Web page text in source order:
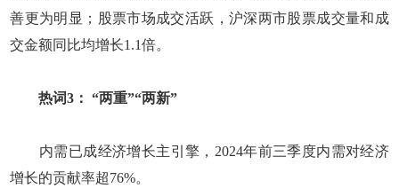
善更为明显；股票市场成交活跃，沪深两市股票成交量和成
交金额同比均增长1.1倍。
热词3： “两重”“两新”
内需已成经济增长主引擎，2024年前三季度内需对经济
增长的贡献率超76%。